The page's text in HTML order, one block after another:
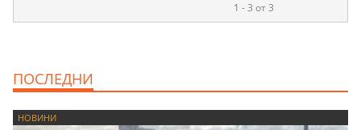
1 - 3 от 3
ПОСЛЕДНИ
НОВИНИ